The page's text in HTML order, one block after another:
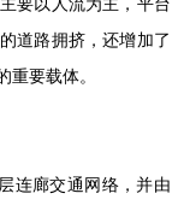
要以人流为主，平台
道路拥挤，还增加了
重要载体。
连廊交通网络，并由